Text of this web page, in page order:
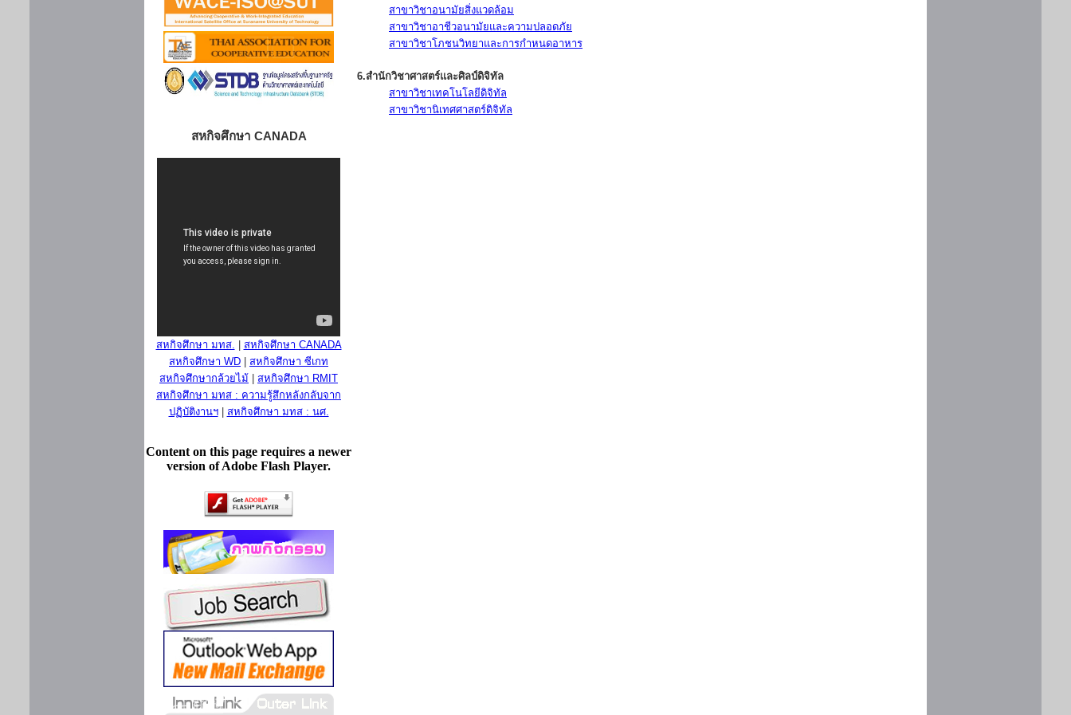
สหกิจศึกษา CANADA
สหกิจศึกษา มทส.
สหกิจศึกษา CANADA
สหกิจศึกษา WD
สหกิจศึกษา ซีเกท
สหกิจศึกษากล้วยไม้
สหกิจศึกษา RMIT
สหกิจศึกษา มทส : ความรู้สึกหลังกลับจาก
ปฏิบัติงานฯ| สหกิจศึกษา มทส : นศ.
Content on this page requires a newer
version of Adobe Flash Player.
สาขาวิชาอนามัยสิ่งแวดล้อม
สาขาวิชาอาชีวอนามัยและความปลอดภัย
สาขาวิชาโภชนวิทยาและการกำหนดอาหาร
6.สำนักวิชาศาสตร์และศิลป์ดิจิทัล
สาขาวิชาเทคโนโลยีดิจิทัล
สาขาวิชานิเทศศาสตร์ดิจิทัล